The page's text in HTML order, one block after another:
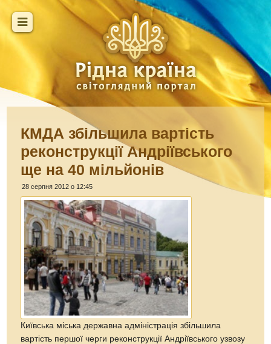
КМДА збільшила вартість
реконструкції Андріївського
ще на 40 мільйонів
28 серпня 2012 о 12:45
Київська міська державна адміністрація збільшила
вартість першої черги реконструкції Андріївського узвозу